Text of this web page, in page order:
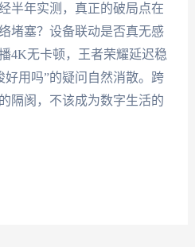
半年实测，真正的破局点在
堵塞？设备联动是否真无感
4K无卡顿，王者荣耀延迟稳
好用吗”的疑问自然消散。跨
阂，不该成为数字生活的